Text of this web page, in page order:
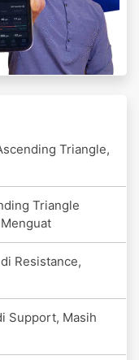
Triangle,
Triangle
Resistance,
Support, Masih